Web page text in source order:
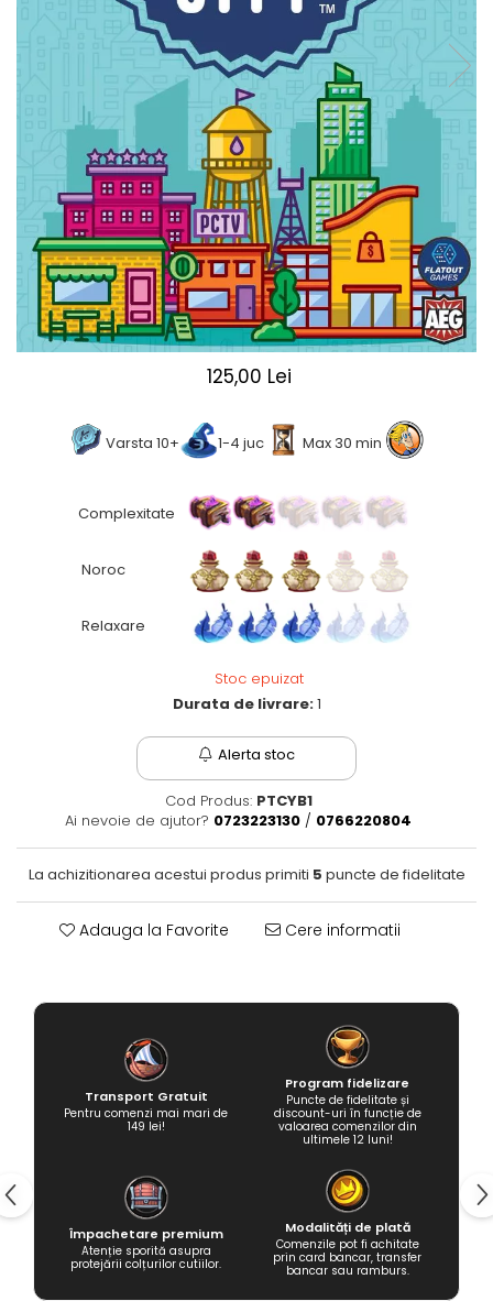
Categoriile Noastre
Premiate internațional
Colecția personală
Ușor de invățat
Grafică impresionantă
Ușor de transportat
Cele mai vândute
Durata de joc
Sub 30 de minute
Peste 2 ore
Tematică
Fantastice
Amuzante
125,00 Lei
Varsta 10+ 1-4 juc Max 30 min
Complexitate
Noroc
Relaxare
Stoc epuizat
Durata de livrare:1
Alerta stoc
Cod Produs: PTCYB1
Ai nevoie de ajutor? 0723223130 / 0766220804
La achizitionarea acestui produs primiti 5 puncte de fidelitate
Adauga la Favorite Cere informatii
Transport Gratuit
Pentru comenzi mai mari de
149 lei!
Program fidelizare
Puncte de fidelitate și
discount-uri în funcție de
valoarea comenzilor din
ultimele 12 luni!
Împachetare premium
Atenție sporită asupra
protejării colțurilor cutiilor.
Modalități de plată
Comenzile pot fi achitate
prin card bancar, transfer
bancar sau ramburs.